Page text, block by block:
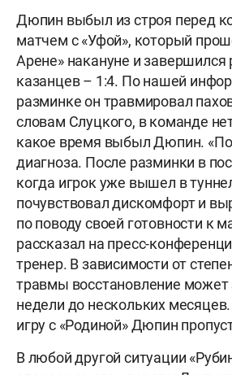
Дюпин выбыл из строя перед
матчем с «Уфой», который
Арене» накануне и завершился
казанцев – 1:4. По нашей
разминке он травмировал
словам Слуцкого, в команде
какое время выбыл Дюпин.
диагноза. После разминки в
когда игрок уже вышел в
почувствовал дискомфорт и
по поводу своей готовности к
рассказал на пресс-
тренер. В зависимости от
травмы восстановление может
недели до нескольких
игру с «Родиной» Дюпин
В любой другой ситуации